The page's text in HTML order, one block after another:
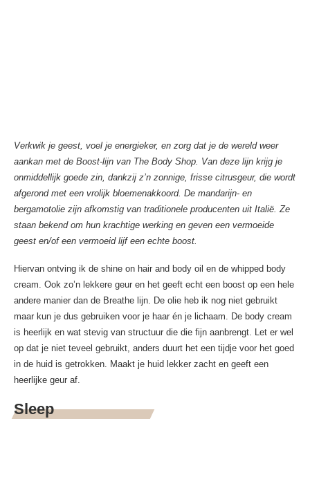
Verkwik je geest, voel je energieker, en zorg dat je de wereld weer
aankan met de Boost-lijn van The Body Shop. Van deze lijn krijg je
onmiddellijk goede zin, dankzij z’n zonnige, frisse citrusgeur, die wordt
afgerond met een vrolijk bloemenakkoord. De mandarijn- en
bergamotolie zijn afkomstig van traditionele producenten uit Italië. Ze
staan bekend om hun krachtige werking en geven een vermoeide
geest en/of een vermoeid lijf een echte boost.
Hiervan ontving ik de shine on hair and body oil en de whipped body
cream. Ook zo’n lekkere geur en het geeft echt een boost op een hele
andere manier dan de Breathe lijn. De olie heb ik nog niet gebruikt
maar kun je dus gebruiken voor je haar én je lichaam. De body cream
is heerlijk en wat stevig van structuur die die fijn aanbrengt. Let er wel
op dat je niet teveel gebruikt, anders duurt het een tijdje voor het goed
in de huid is getrokken. Maakt je huid lekker zacht en geeft een
heerlijke geur af.
Sleep